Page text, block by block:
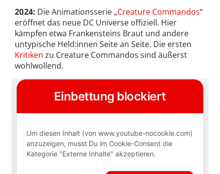
2024: Die Animationsserie „Creature Commandos“
eröffnet das neue DC Universe offiziell. Hier
kämpfen etwa Frankensteins Braut und andere
untypische Held:innen Seite an Seite. Die ersten
Kritiken zu Creature Commandos sind äußerst
wohlwollend.